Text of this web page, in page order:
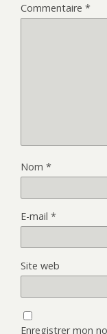
Commentaire *
Nom *
E-mail *
Site web
Enregistrer mon